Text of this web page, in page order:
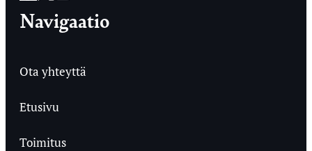
Navigaatio
Ota yhteyttä
Etusivu
Toimitus